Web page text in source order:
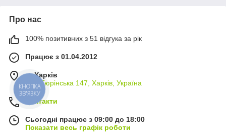
Про нас
100% позитивних з 51 відгука за рік
Працює з 01.04.2012
м. Харків
вул. Тюрінська 147, Харків, Україна
Контакти
Сьогодні працює з 09:00 до 18:00
Показати весь графік роботи
КНОПКА
ЗВ'ЯЗКУ